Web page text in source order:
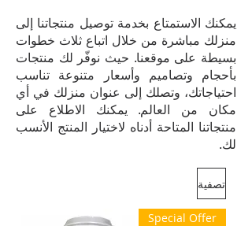
يمكنك الاستمتاع بخدمة توصيل منتجاتنا إلى
منزلك مباشرة من خلال اتباع ثلاث خطوات
بسيطة على موقعنا. حيث نوفّر لك منتجات
بأحجام وتصاميم وأسعار متنوعة تناسب
احتياجاتك، وتصلك إلى عنوان منزلك في أي
مكان من العالم. يمكنك الاطلاع على
منتجاتنا المتاحة أدناه لاختيار المنتج الأنسب
لك.
تصفية
Special Offer